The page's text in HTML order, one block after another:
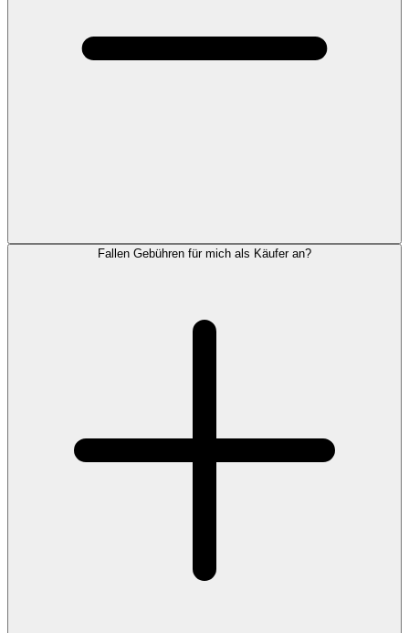
Fallen Gebühren für mich als Käufer an?